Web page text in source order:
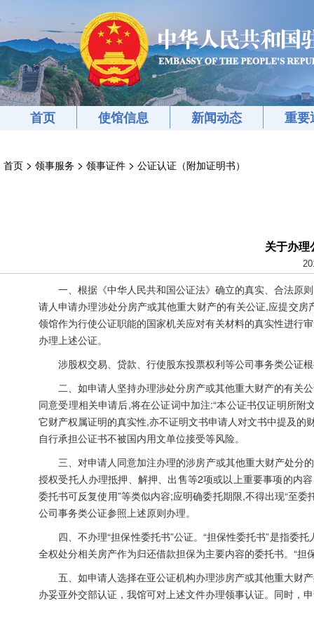
首页 使馆信息 新闻动态 重要
首页 > 领事服务 > 领事证件 > 公证认证（附加证明书）
关于办理
一、根据《中华人民共和国公证法》确立的真实、合法原
请人申请办理涉处分房产或其他重大财产的有关公证,应提交
领馆作为行使公证职能的国家机关应对有关材料的真实性进行
办理上述公证。
涉股权交易、贷款、行使股东投票权利等公司事务类公证
二、如申请人坚持办理涉处分房产或其他重大财产的有关
同意受理相关申请后,将在公证词中加注:“本公证书仅证明所
它财产权属证明的真实性,亦不证明文书申请人对文书中提及
自行承担公证书不被国内用文单位接受等风险。
三、对申请人同意加注办理的涉房产或其他重大财产处分
授权受托人办理抵押、解押、出售等2项或以上重要事项的内
委托书可反复使用”等类似内容;应明确委托期限,不得出现“至
公司事务类公证参照上述原则办理。
四、不办理“担保性委托书”公证。“担保性委托书”是指委
全权处分相关房产作为归还借款担保为主要内容的委托书。“
五、如申请人选择在亚公证机构办理涉房产或其他重大财
办妥亚外交部认证，我馆可对上述文件办理领事认证。同时，